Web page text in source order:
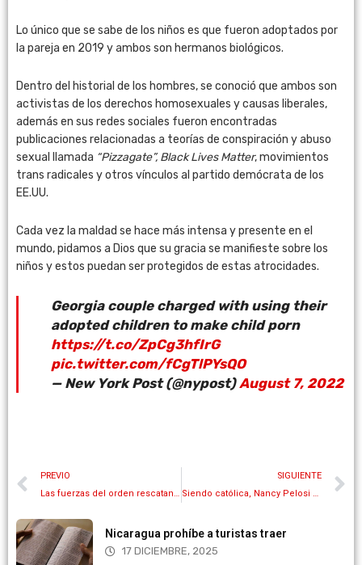
Lo único que se sabe de los niños es que fueron adoptados por
la pareja en 2019 y ambos son hermanos biológicos.
Dentro del historial de los hombres, se conoció que ambos son
activistas de los derechos homosexuales y causas liberales,
además en sus redes sociales fueron encontradas
publicaciones relacionadas a teorías de conspiración y abuso
sexual llamada “Pizzagate”, Black Lives Matter, movimientos
trans radicales y otros vínculos al partido demócrata de los
EE.UU.
Cada vez la maldad se hace más intensa y presente en el
mundo, pidamos a Dios que su gracia se manifieste sobre los
niños y estos puedan ser protegidos de estas atrocidades.
Georgia couple charged with using their
adopted children to make child porn
https://t.co/ZpCg3hfIrG
pic.twitter.com/fCgTlPYsQO
— New York Post (@nypost)August 7, 2022
PREVIO
Las fuerzas del orden rescatan a 84 víctimas del tráfico sexual de niños
SIGUIENTE
Siendo católica, Nancy Pelosi denuncia que «es pecaminoso» prohibirle el aborto a las mujeres en EE.UU
Nicaragua prohíbe a turistas traer
17 DICIEMBRE, 2025